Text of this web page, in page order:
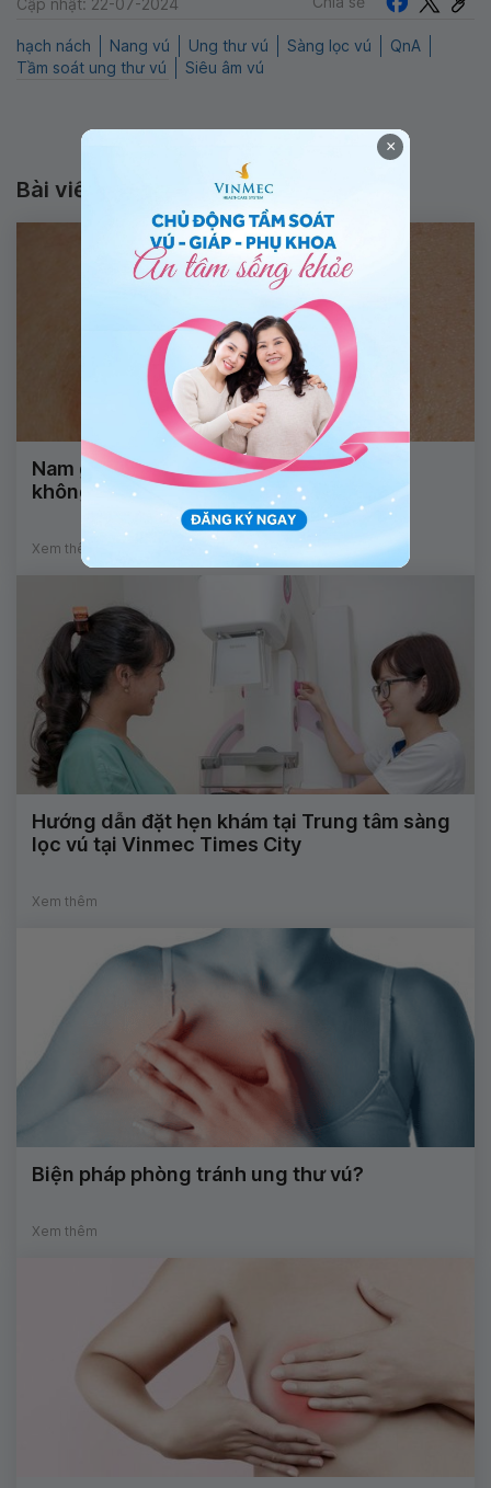
Cập nhật: 22-07-2024
hạch nách Nang vú Ung thư vú Sàng lọc vú
QnA
Tầm soát ung thư vú
Siêu âm vú
Bài viết liên quan
Nam giới nổi khối u ở vú có nguy hiểm
không?
Xem thêm
Hướng dẫn đặt hẹn khám tại Trung tâm sàng
lọc vú tại Vinmec Times City
Xem thêm
Biện pháp phòng tránh ung thư vú?
Xem thêm
×